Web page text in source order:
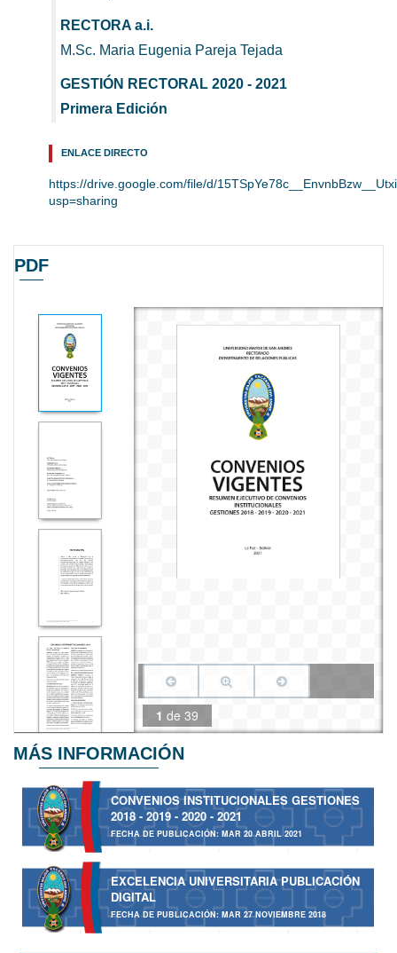
RECTORA a.i.
M.Sc. Maria Eugenia Pareja Tejada
GESTIÓN RECTORAL 2020 - 2021
Primera Edición
ENLACE DIRECTO
https://drive.google.com/file/d/
usp=sharing
PDF
1 de 39
MÁS INFORMACIÓN
CONVENIOS INSTITUCIONALES GESTIONES
2018 - 2019 - 2020 - 2021
FECHA DE PUBLICACIÓN: MAR 20 ABRIL 2021
EXCELENCIA UNIVERSITARIA PUBLICACIÓN
DIGITAL
FECHA DE PUBLICACIÓN: MAR 27 NOVIEMBRE 2018